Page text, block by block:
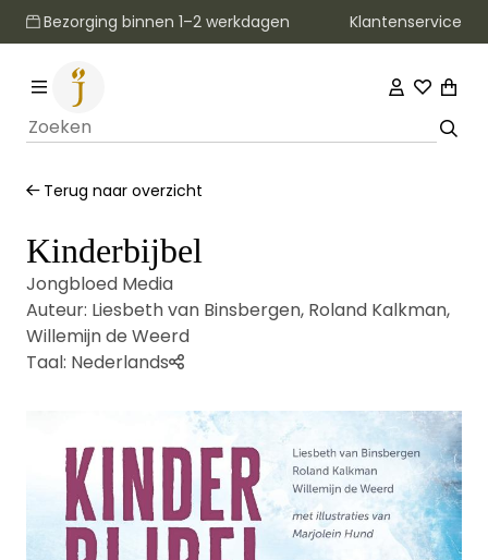
Bezorging binnen 1–2 werkdagen Klantenservice
Terug naar overzicht
Kinderbijbel
Jongbloed Media
Auteur: Liesbeth van Binsbergen, Roland Kalkman,
Willemijn de Weerd
Taal: Nederlands